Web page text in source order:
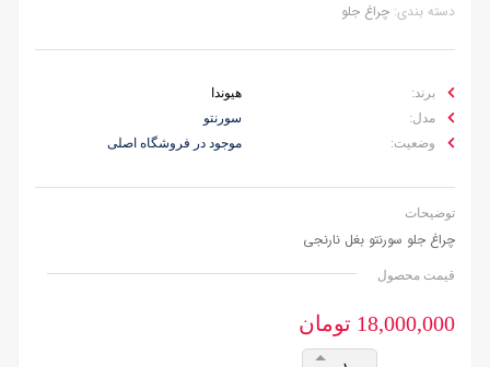
دسته بندی: چراغ جلو
برند:
هیوندا
مدل:
سورنتو
وضعیت:
موجود در فروشگاه اصلی
توضیحات
چراغ جلو سورنتو بغل نارنجی
قیمت محصول
18,000,000 تومان